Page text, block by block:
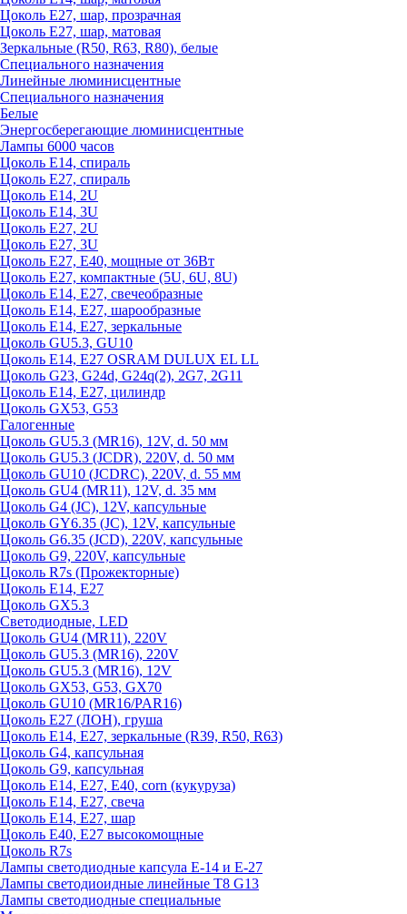
Цоколь Е27, шар, прозрачная
Цоколь Е27, шар, матовая
Зеркальные (R50, R63, R80), белые
Специального назначения
Линейные люминисцентные
Специального назначения
Белые
Энергосберегающие люминисцентные
Лампы 6000 часов
Цоколь Е14, спираль
Цоколь Е27, спираль
Цоколь Е14, 2U
Цоколь Е14, 3U
Цоколь Е27, 2U
Цоколь Е27, 3U
Цоколь Е27, Е40, мощные от 36Вт
Цоколь Е27, компактные (5U, 6U, 8U)
Цоколь Е14, Е27, свечеобразные
Цоколь Е14, Е27, шарообразные
Цоколь Е14, Е27, зеркальные
Цоколь GU5.3, GU10
Цоколь Е14, Е27 OSRAM DULUX EL LL
Цоколь G23, G24d, G24q(2), 2G7, 2G11
Цоколь Е14, Е27, цилиндр
Цоколь GX53, G53
Галогенные
Цоколь GU5.3 (MR16), 12V, d. 50 мм
Цоколь GU5.3 (JCDR), 220V, d. 50 мм
Цоколь GU10 (JCDRC), 220V, d. 55 мм
Цоколь GU4 (MR11), 12V, d. 35 мм
Цоколь G4 (JC), 12V, капсульные
Цоколь GY6.35 (JC), 12V, капсульные
Цоколь G6.35 (JCD), 220V, капсульные
Цоколь G9, 220V, капсульные
Цоколь R7s (Прожекторные)
Цоколь E14, E27
Цоколь GX5.3
Светодиодные, LED
Цоколь GU4 (MR11), 220V
Цоколь GU5.3 (MR16), 220V
Цоколь GU5.3 (MR16), 12V
Цоколь GX53, G53, GX70
Цоколь GU10 (MR16/PAR16)
Цоколь Е27 (ЛОН), груша
Цоколь Е14, Е27, зеркальные (R39, R50, R63)
Цоколь G4, капсульная
Цоколь G9, капсульная
Цоколь Е14, Е27, Е40, corn (кукуруза)
Цоколь Е14, Е27, свеча
Цоколь Е14, Е27, шар
Цоколь Е40, Е27 высокомощные
Цоколь R7s
Лампы светодиодные капсула Е-14 и Е-27
Лампы светодиоидные линейные T8 G13
Лампы светодиодные специальные